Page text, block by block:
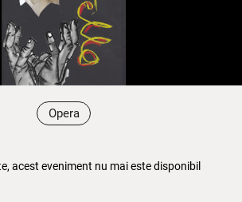
Opera
acest eveniment nu mai este disponibil